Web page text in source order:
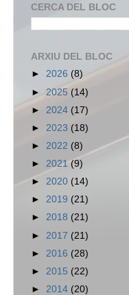
CERCA DEL BLOC
ARXIU DEL BLOC
► 2026 (8)
► 2025 (14)
► 2024 (17)
► 2023 (18)
► 2022 (8)
► 2021(9)
► 2020 (14)
► 2019 (21)
► 2018 (21)
► 2017 (21)
► 2016 (28)
► 2015 (22)
► 2014 (20)